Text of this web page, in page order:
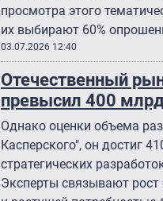
просмотра этого
их выбирают 60%
03.07.2026 12:40
Отечественный
превысил 400
Однако оценки объема
Касперского", он достиг
стратегических
Эксперты связывают рост